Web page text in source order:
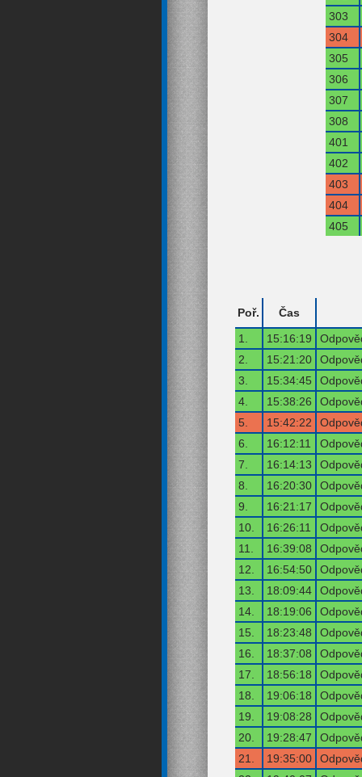
303
304
305
306
307
308
401
402
403
404
405
Poř.
Čas
1.
15:16:19
2.
15:21:20
3.
15:34:45
4.
15:38:26
5.
15:42:22
6.
16:12:11
7.
16:14:13
8.
16:20:30
9.
16:21:17
10.
16:26:11
11.
16:39:08
12.
16:54:50
13.
18:09:44
14.
18:19:06
15.
18:23:48
16.
18:37:08
17.
18:56:18
18.
19:06:18
19.
19:08:28
20.
19:28:47
21.
19:35:00